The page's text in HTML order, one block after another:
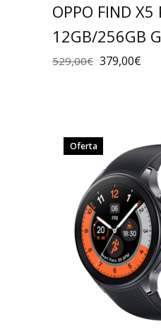
OPPO FIND X5
12GB/256GB
529,00€ 379,00€
Oferta